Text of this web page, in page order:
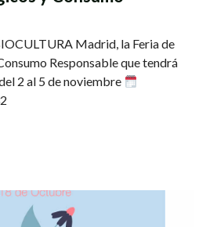
Madrid, la Feria de
Responsable que tendrá
2 al 5 de noviembre